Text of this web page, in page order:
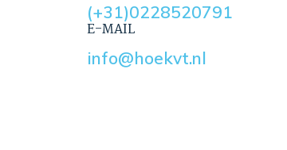
(+31)0228520791
E-MAIL
info@hoekvt.nl